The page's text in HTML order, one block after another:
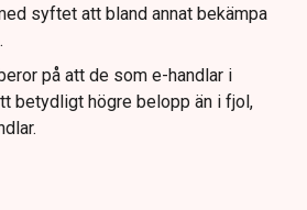
syftet att bland annat bekämpa
på att de som e-handlar i
betydligt högre belopp än i fjol,